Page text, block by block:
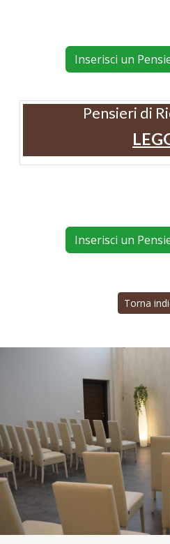
Inserisci un
Pensieri di
Inserisci un
Torna